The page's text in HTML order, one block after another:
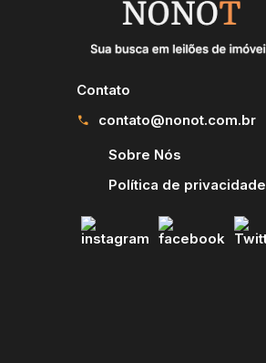
Contato
call
contato@nonot.com.br
Sobre Nós
Política de privacidade